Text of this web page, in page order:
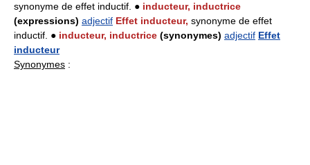
synonyme de effet inductif. ● inducteur, inductrice
(expressions) adjectif Effet inducteur, synonyme de effet
inductif. ● inducteur, inductrice (synonymes) adjectif Effet
inducteur
Synonymes :